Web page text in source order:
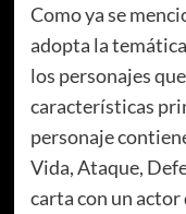
Como ya se
adopta la
los personajes
características
personaje
Vida, Ataque,
carta con un